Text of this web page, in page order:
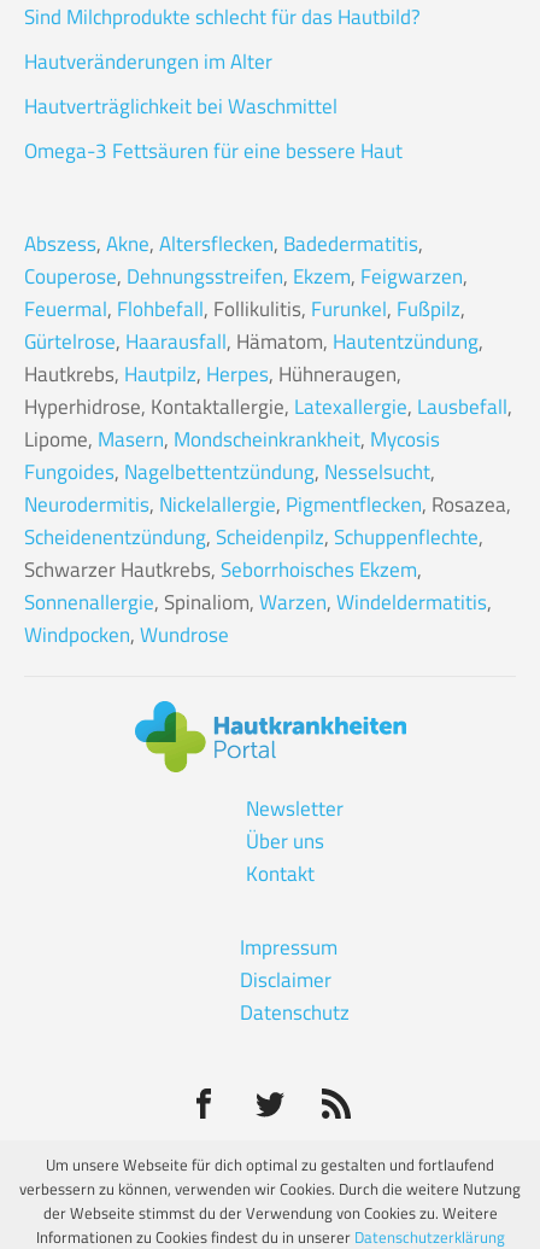
Sind Milchprodukte schlecht für das Hautbild?
Hautveränderungen im Alter
Hautverträglichkeit bei Waschmittel
Omega-3 Fettsäuren für eine bessere Haut
Abszess,Akne,Altersflecken, Badedermatitis,
Couperose, Dehnungsstreifen, Ekzem, Feigwarzen,
Feuermal, Flohbefall, Follikulitis, Furunkel, Fußpilz,
Gürtelrose, Haarausfall, Hämatom, Hautentzündung,
Hautkrebs, Hautpilz, Herpes, Hühneraugen,
Hyperhidrose, Kontaktallergie, Latexallergie, Lausbefall,
Lipome, Masern, Mondscheinkrankheit, Mycosis
Fungoides, Nagelbettentzündung, Nesselsucht,
Neurodermitis, Nickelallergie, Pigmentflecken, Rosazea,
Scheidenentzündung,Scheidenpilz,Schuppenflechte,
Schwarzer Hautkrebs,Seborrhoisches Ekzem,
Sonnenallergie, Spinaliom,Warzen,Windeldermatitis,
Windpocken,Wundrose
Newsletter
Über uns
Kontakt
Impressum
Disclaimer
Datenschutz
© Eine unabhängige Informationsseite von:
Um unsere Webseite für dich optimal zu gestalten und fortlaufend
verbessern zu können, verwenden wir Cookies. Durch die weitere Nutzung
der Webseite stimmst du der Verwendung von Cookies zu. Weitere
Informationen zu Cookies findest du in unserer Datenschutzerklärung